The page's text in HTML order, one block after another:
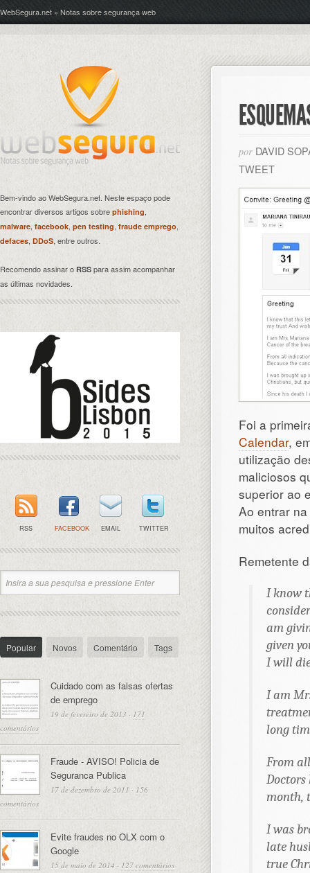
WebSegura.net » Notas sobre segurança web
por DAVID
TWEET
Foi a
Calendar,
utilização
maliciosos
superior ao
Ao entrar na
muitos
Remetente
I know
am
given
I will
I am
long
From
Doctors
month,
I was
late
true
Bem-vindo ao WebSegura.net. Neste espaço pode
encontrar diversos artigos sobre phishing,
malware, facebook, pen testing fraude emprego,
defaces, DDoS, entre outros.
Recomendo assinar o RSS para assim acompanhar
as últimas novidades.
RSS FACEBOOK EMAIL TWITTER
Popular Novos Comentário Tags
Cuidado com as falsas ofertas
de emprego
19 de fevereiro de 2013 · 171
comentários
Fraude - AVISO! Policia de
Seguranca Publica
17 de dezembro de 2011 · 156
comentários
Evite fraudes no OLX com o
Google
15 de maio de 2014 · 127 comentários